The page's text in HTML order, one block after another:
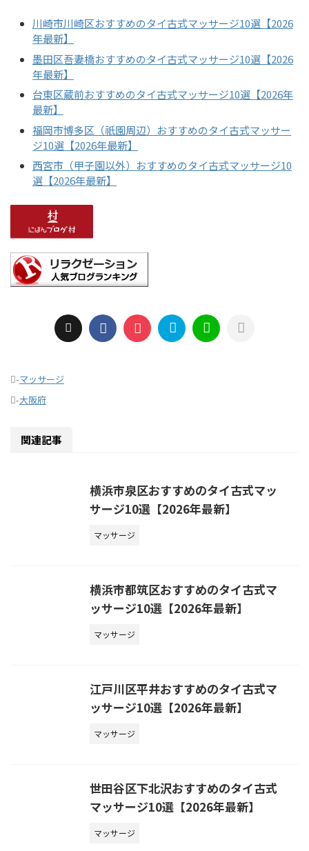
川崎市川崎区おすすめのタイ古式マッサージ10選【2026
年最新】
墨田区吾妻橋おすすめのタイ古式マッサージ10選【2026
年最新】
台東区蔵前おすすめのタイ古式マッサージ10選【2026年
最新】
福岡市博多区（祇園周辺）おすすめのタイ古式マッサー
ジ10選【2026年最新】
西宮市（甲子園以外）おすすめのタイ古式マッサージ10
選【2026年最新】
-マッサージ
-大阪府
関連記事
横浜市泉区おすすめのタイ古式マッ
サージ10選【2026年最新】
マッサージ
横浜市都筑区おすすめのタイ古式マ
ッサージ10選【2026年最新】
マッサージ
江戸川区平井おすすめのタイ古式マ
ッサージ10選【2026年最新】
マッサージ
世田谷区下北沢おすすめのタイ古式
マッサージ10選【2026年最新】
マッサージ